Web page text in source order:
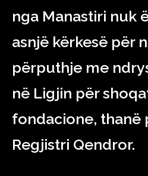
nga Manastiri nuk
asnjë kërkesë për
përputhje me
në Ligjin për
fondacione, thanë
Regjistri Qendror.